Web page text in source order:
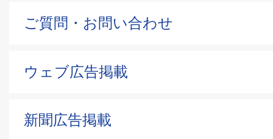
ご質問・お問い合わせ
ウェブ広告掲載
新聞広告掲載